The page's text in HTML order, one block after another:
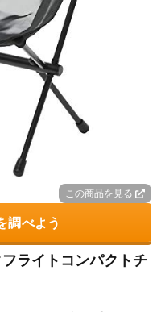
この商品を見る
べよう
ライトコンパクトチ